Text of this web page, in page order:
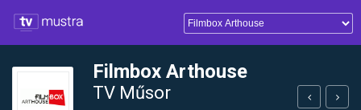
Filmbox Arthouse
TV Műsor